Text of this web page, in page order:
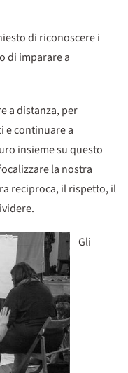
di riconoscere i
di imparare a
a distanza, per
e continuare a
insieme su questo
la nostra
reciproca, il rispetto, il
Gli